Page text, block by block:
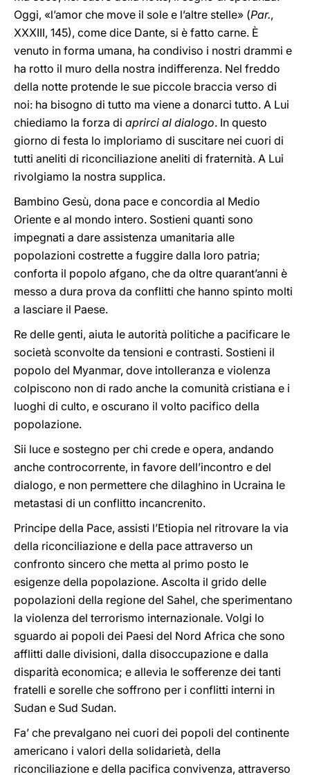
Oggi, «l’amor che move il sole e l’altre stelle» (Par.,
XXXIII, 145), come dice Dante, si è fatto carne. È
venuto in forma umana, ha condiviso i nostri drammi e
ha rotto il muro della nostra indifferenza. Nel freddo
della notte protende le sue piccole braccia verso di
noi: ha bisogno di tutto ma viene a donarci tutto. A Lui
chiediamo la forza di aprirci al dialogo. In questo
giorno di festa lo imploriamo di suscitare nei cuori di
tutti aneliti di riconciliazione aneliti di fraternità. A Lui
rivolgiamo la nostra supplica.
Bambino Gesù, dona pace e concordia al Medio
Oriente e al mondo intero. Sostieni quanti sono
impegnati a dare assistenza umanitaria alle
popolazioni costrette a fuggire dalla loro patria;
conforta il popolo afgano, che da oltre quarant’anni è
messo a dura prova da conflitti che hanno spinto molti
a lasciare il Paese.
Re delle genti, aiuta le autorità politiche a pacificare le
società sconvolte da tensioni e contrasti. Sostieni il
popolo del Myanmar, dove intolleranza e violenza
colpiscono non di rado anche la comunità cristiana e i
luoghi di culto, e oscurano il volto pacifico della
popolazione.
Sii luce e sostegno per chi crede e opera, andando
anche controcorrente, in favore dell’incontro e del
dialogo, e non permettere che dilaghino in Ucraina le
metastasi di un conflitto incancrenito.
Principe della Pace, assisti l’Etiopia nel ritrovare la via
della riconciliazione e della pace attraverso un
confronto sincero che metta al primo posto le
esigenze della popolazione. Ascolta il grido delle
popolazioni della regione del Sahel, che sperimentano
la violenza del terrorismo internazionale. Volgi lo
sguardo ai popoli dei Paesi del Nord Africa che sono
afflitti dalle divisioni, dalla disoccupazione e dalla
disparità economica; e allevia le sofferenze dei tanti
fratelli e sorelle che soffrono per i conflitti interni in
Sudan e Sud Sudan.
Fa’ che prevalgano nei cuori dei popoli del continente
americano i valori della solidarietà, della
riconciliazione e della pacifica convivenza, attraverso